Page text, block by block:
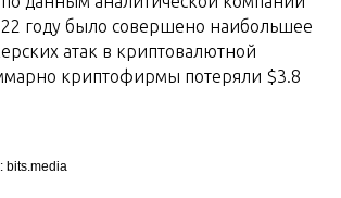
году было совершено наибольшее
атак в криптовалютной
криптофирмы потеряли $3.8
bits.media